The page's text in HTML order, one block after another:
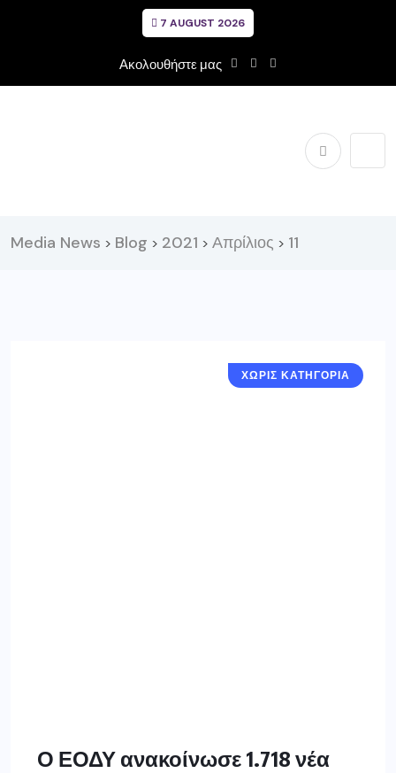
7 AUGUST 2026
Ακολουθήστε μας
Media News > Blog > 2021 > Απρίλιος > 11
ΧΩΡΙΣ ΚΑΤΗΓΟΡΙΑ
Ο ΕΟΔΥ ανακοίνωσε 1.718 νέα